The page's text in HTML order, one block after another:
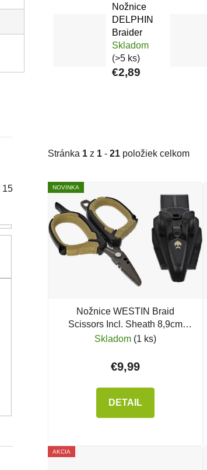
15
Nožnice
DELPHIN
Braider
Skladom
(>5 ks)
€2,89
Stránka 1 z 1 - 21 položiek celkom
Výpis produktov
NOVINKA
Nožnice WESTIN Braid
Scissors Incl. Sheath 8,9cm
Black Sand
Skladom (1 ks)
€9,99
DETAIL
AKCIA